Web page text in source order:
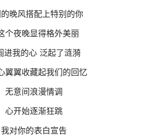
晚风搭配上特别的你
个夜晚显得格外美丽
进我的心 泛起了涟漪
翼翼收藏起我们的回忆
无意间浪漫情调
心开始逐渐狂跳
我对你的表白宣告